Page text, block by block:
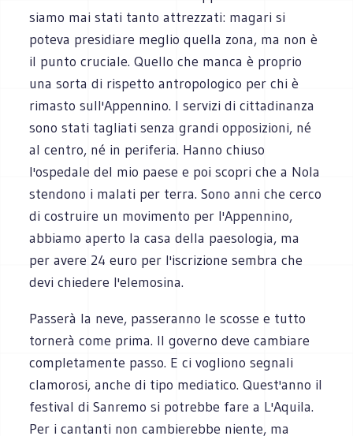
siamo mai stati tanto attrezzati: magari si
poteva presidiare meglio quella zona, ma non è
il punto cruciale. Quello che manca è proprio
una sorta di rispetto antropologico per chi è
rimasto sull'Appennino. I servizi di cittadinanza
sono stati tagliati senza grandi opposizioni, né
al centro, né in periferia. Hanno chiuso
l'ospedale del mio paese e poi scopri che a Nola
stendono i malati per terra. Sono anni che cerco
di costruire un movimento per l'Appennino,
abbiamo aperto la casa della paesologia, ma
per avere 24 euro per l'iscrizione sembra che
devi chiedere l'elemosina.
Passerà la neve, passeranno le scosse e tutto
tornerà come prima. Il governo deve cambiare
completamente passo. E ci vogliono segnali
clamorosi, anche di tipo mediatico. Quest'anno il
festival di Sanremo si potrebbe fare a L'Aquila.
Per i cantanti non cambierebbe niente, ma